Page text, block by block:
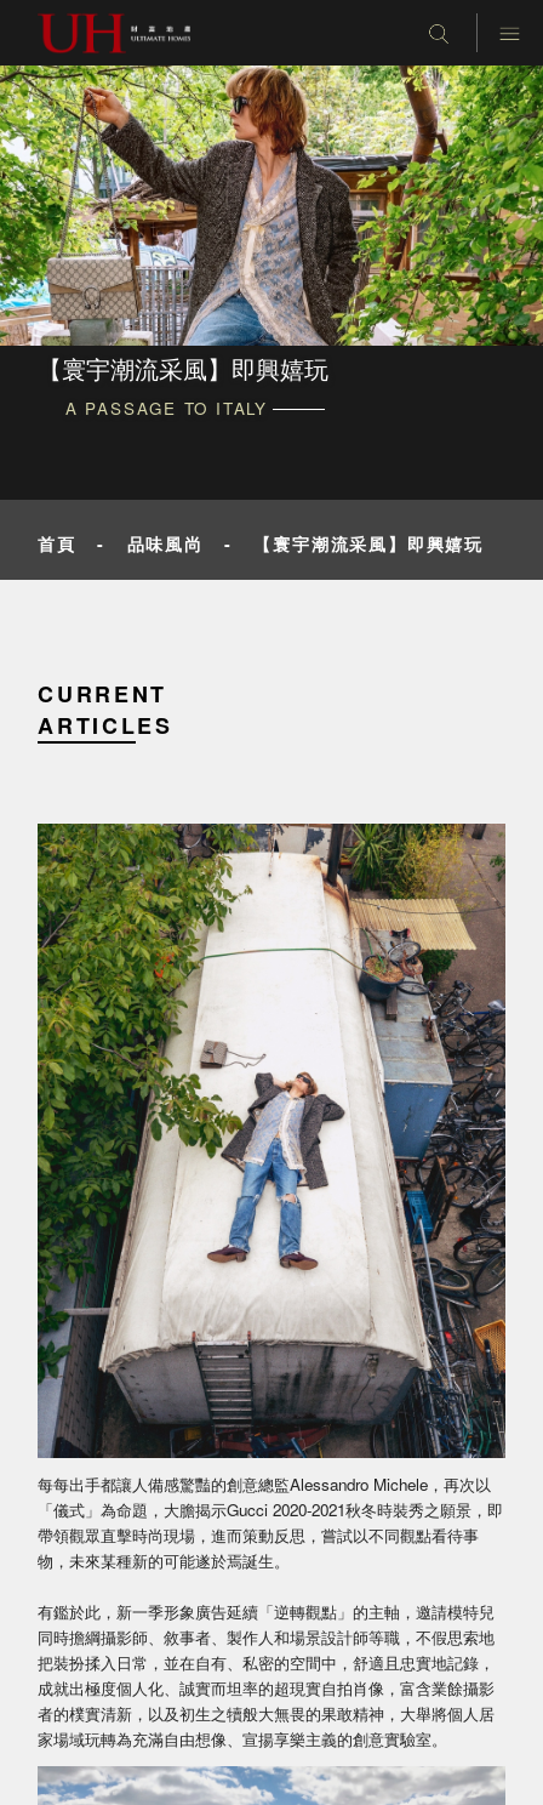
【寰宇潮流采風】即興嬉玩
A PASSAGE TO ITALY
首頁 - 品味風尚 - 【寰宇潮流采風】即興嬉玩
CURRENT
ARTICLES
每每出手都讓人備感驚豔的創意總監Alessandro Michele，再次以
「儀式」為命題，大膽揭示Gucci 2020-2021秋冬時裝秀之願景，即
帶領觀眾直擊時尚現場，進而策動反思，嘗試以不同觀點看待事
物，未來某種新的可能遂於焉誕生。
有鑑於此，新一季形象廣告延續「逆轉觀點」的主軸，邀請模特兒
同時擔綱攝影師、敘事者、製作人和場景設計師等職，不假思索地
把裝扮揉入日常，並在自有、私密的空間中，舒適且忠實地記錄，
成就出極度個人化、誠實而坦率的超現實自拍肖像，富含業餘攝影
者的樸實清新，以及初生之犢般大無畏的果敢精神，大舉將個人居
家場域玩轉為充滿自由想像、宣揚享樂主義的創意實驗室。